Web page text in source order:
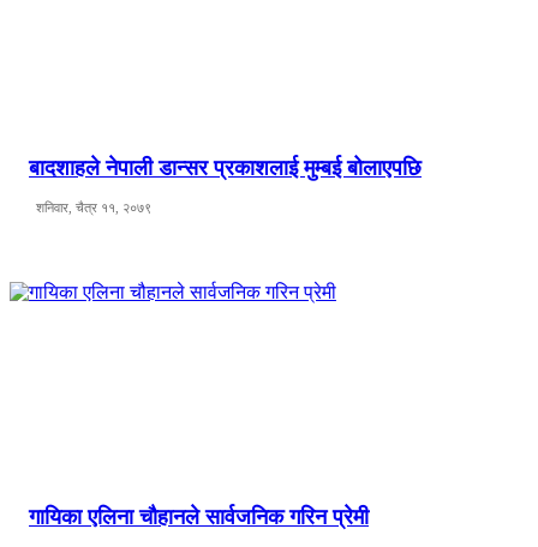
बादशाहले नेपाली डान्सर प्रकाशलाई मुम्बई बोलाएपछि
शनिवार, चैत्र ११, २०७९
गायिका एलिना चौहानले सार्वजनिक गरिन प्रेमी